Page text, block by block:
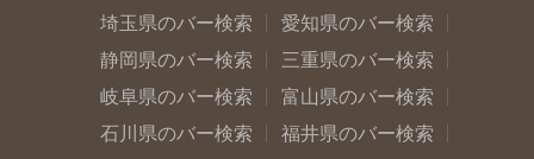
埼玉県のバー検索
愛知県のバー検索
静岡県のバー検索
三重県のバー検索
岐阜県のバー検索
富山県のバー検索
石川県のバー検索
福井県のバー検索